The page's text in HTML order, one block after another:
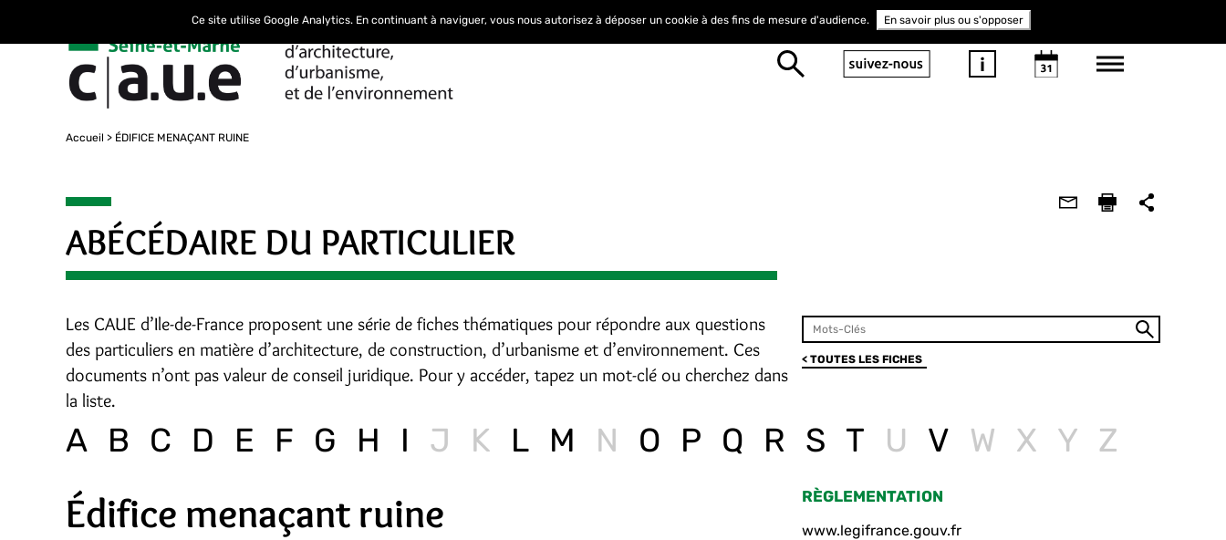
Accueil ÉDIFICE MENAÇANT RUINE
ABÉCÉDAIRE DU PARTICULIER
Les CAUE d’Ile-de-France proposent une série de fiches thématiques pour répondre aux questions
des particuliers en matière d’architecture, de construction, d’urbanisme et d’environnement. Ces
documents n’ont pas valeur de conseil juridique. Pour y accéder, tapez un mot-clé ou cherchez dans
la liste.
< TOUTES LES FICHES
A B C D E F G H I J K L M N O P Q R S T U V W X Y Z
Édifice menaçant ruine RÈGLEMENTATION
www.legifrance.gouv.fr
Ce site utilise Google Analytics. En continuant à naviguer, vous nous autorisez à déposer un cookie à des fins de mesure d'audience. En savoir plus ou s'opposer